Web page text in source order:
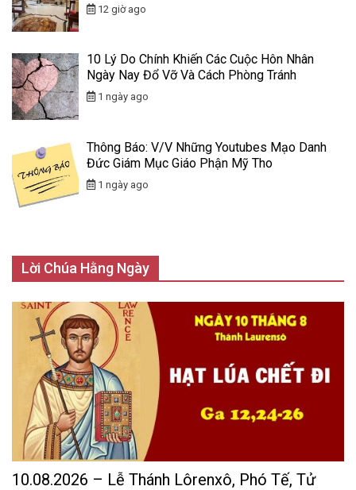
12 giờ ago
10 Lý Do Chính Khiến Các Cuộc Hôn Nhân
Ngày Nay Đổ Vỡ Và Cách Phòng Tránh
1 ngày ago
Thông Báo: V/v Những Youtubes Mạo Danh
Đức Giám Mục Giáo Phận Mỹ Tho
1 ngày ago
Lời Chúa Hằng Ngày
10.08.2026 – Lễ Thánh Lôrenxô, Phó Tế, Tử